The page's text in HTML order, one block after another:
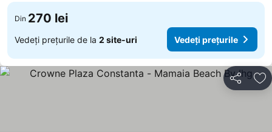
Din 270 lei
Vedeți prețurile de la 2 site-uri Vedeți prețurile
Distribuiți